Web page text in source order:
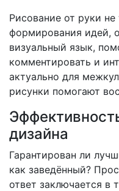
Рисование от руки
формирования идей,
визуальный язык,
комментировать и
актуально для
рисунки помогают
дизайна
Гарантирован ли
как заведённый?
ответ заключается в